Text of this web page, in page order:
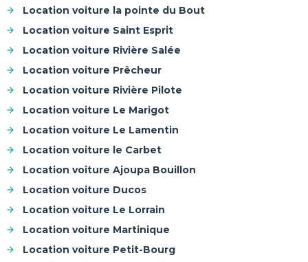
Location voiture la pointe du Bout
Location voiture Saint Esprit
Location voiture Rivière Salée
Location voiture Prêcheur
Location voiture Rivière Pilote
Location voiture Le Marigot
Location voiture Le Lamentin
Location voiture le Carbet
Location voiture Ajoupa Bouillon
Location voiture Ducos
Location voiture Le Lorrain
Location voiture Martinique
Location voiture Petit-Bourg